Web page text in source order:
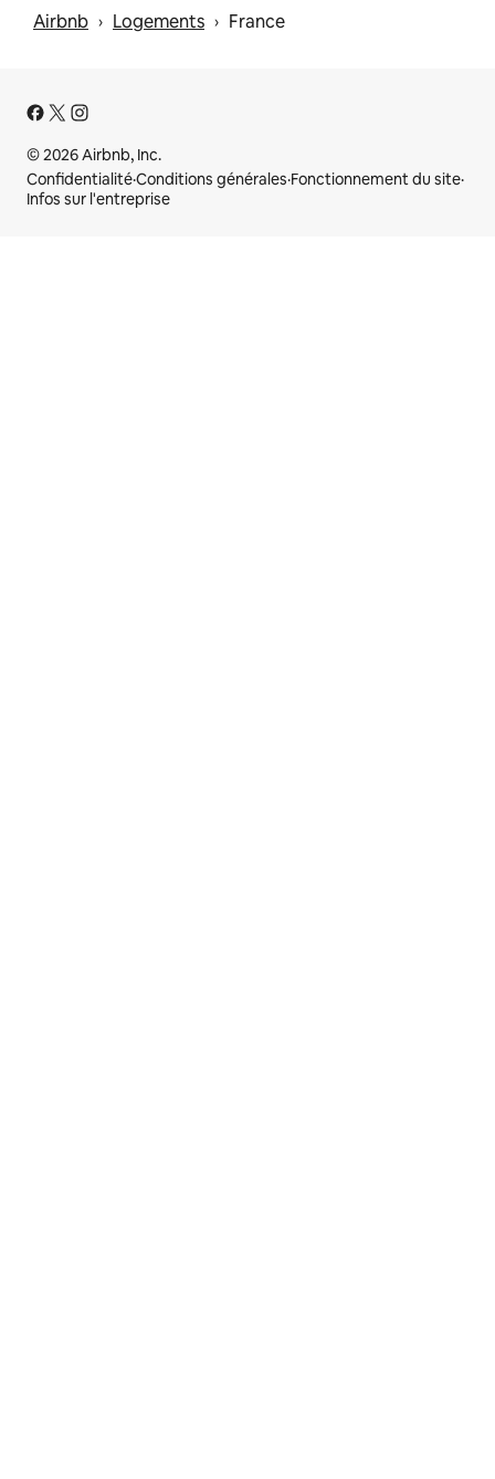
Airbnb › Logements › France
© 2026 Airbnb, Inc.
Confidentialité·Conditions générales·Fonctionnement du site·
Infos sur l'entreprise